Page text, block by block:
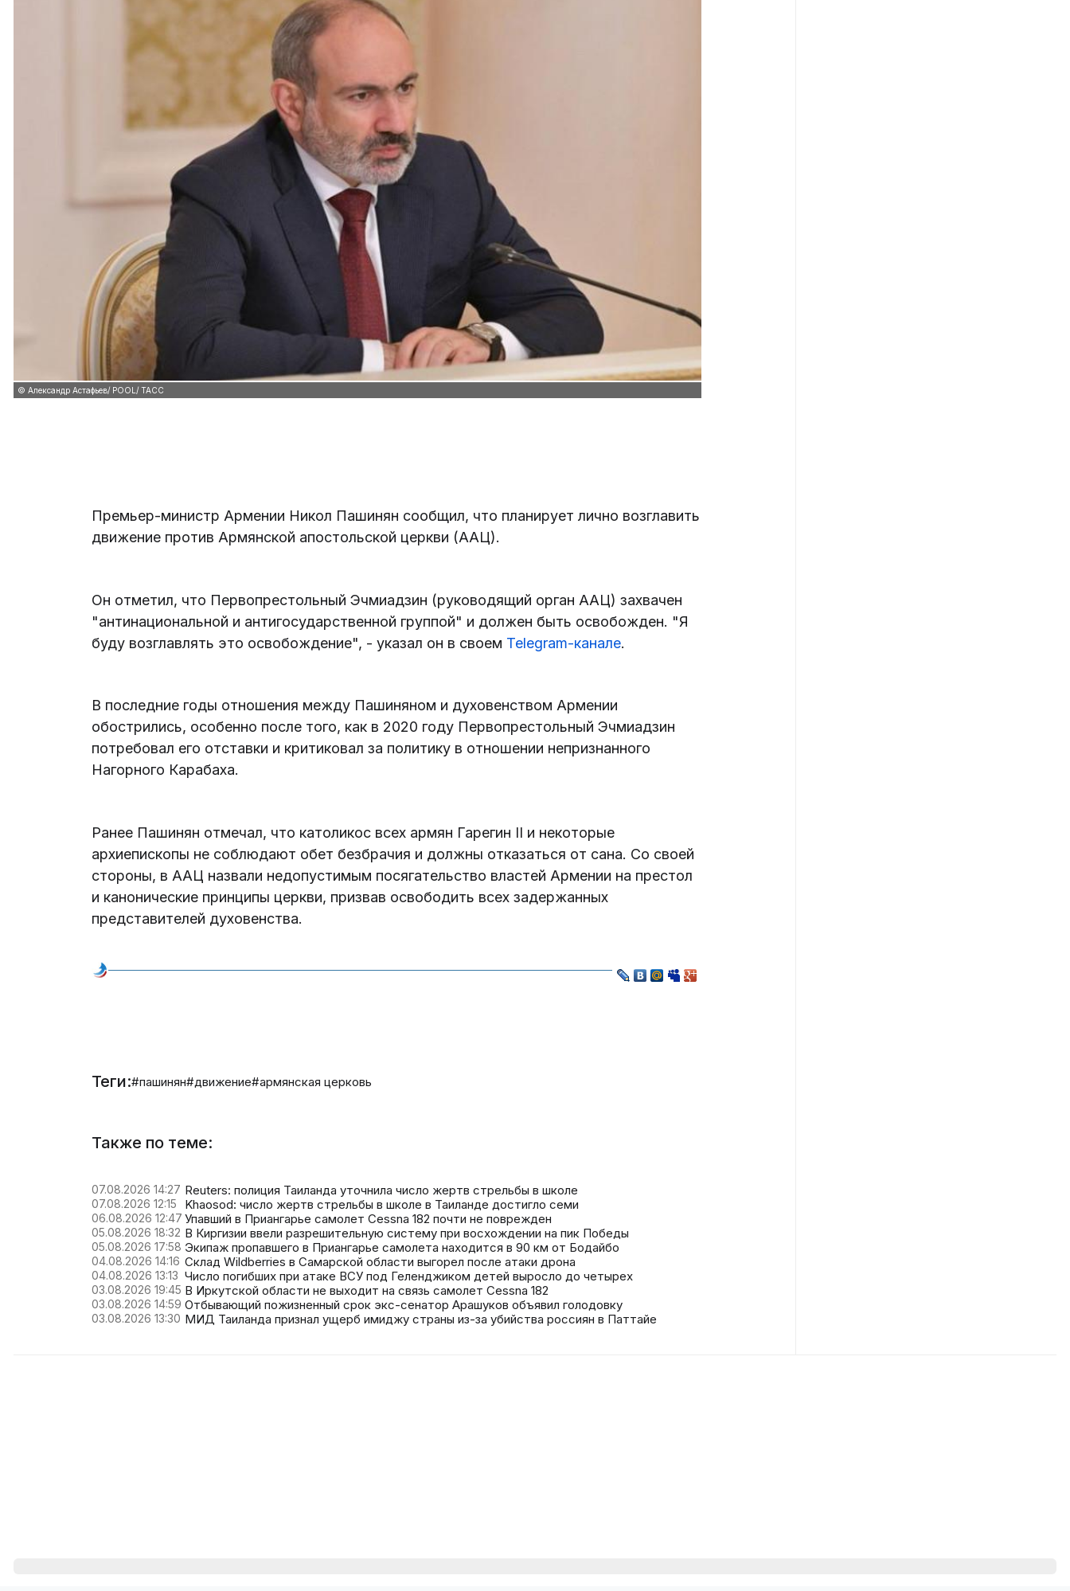
© Александр Астафьев/ POOL/ ТАСС
Премьер-министр Армении Никол Пашинян сообщил, что планирует лично возглавить
движение против Армянской апостольской церкви (ААЦ).
Он отметил, что Первопрестольный Эчмиадзин (руководящий орган ААЦ) захвачен
"антинациональной и антигосударственной группой" и должен быть освобожден. "Я
буду возглавлять это освобождение", - указал он в своем Telegram-канале.
В последние годы отношения между Пашиняном и духовенством Армении
обострились, особенно после того, как в 2020 году Первопрестольный Эчмиадзин
потребовал его отставки и критиковал за политику в отношении непризнанного
Нагорного Карабаха.
Ранее Пашинян отмечал, что католикос всех армян Гарегин II и некоторые
архиепископы не соблюдают обет безбрачия и должны отказаться от сана. Со своей
стороны, в ААЦ назвали недопустимым посягательство властей Армении на престол
и канонические принципы церкви, призвав освободить всех задержанных
представителей духовенства.
Теги:#пашинян#движение#армянская церковь
Также по теме:
07.08.2026 14:27 Reuters: полиция Таиланда уточнила число жертв стрельбы в школе
07.08.2026 12:15 Khaosod: число жертв стрельбы в школе в Таиланде достигло семи
06.08.2026 12:47 Упавший в Приангарье самолет Cessna 182 почти не поврежден
05.08.2026 18:32 В Киргизии ввели разрешительную систему при восхождении на пик Победы
05.08.2026 17:58 Экипаж пропавшего в Приангарье самолета находится в 90 км от Бодайбо
04.08.2026 14:16 Склад Wildberries в Самарской области выгорел после атаки дрона
04.08.2026 13:13 Число погибших при атаке ВСУ под Геленджиком детей выросло до четырех
03.08.2026 19:45 В Иркутской области не выходит на связь самолет Cessna 182
03.08.2026 14:59 Отбывающий пожизненный срок экс-сенатор Арашуков объявил голодовку
03.08.2026 13:30 МИД Таиланда признал ущерб имиджу страны из-за убийства россиян в Паттайе